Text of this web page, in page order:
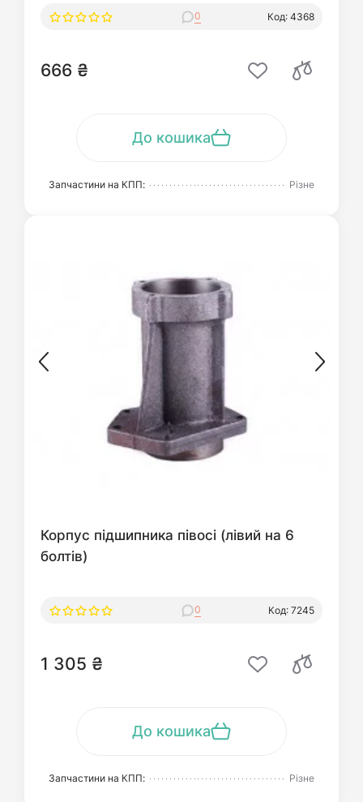
0 Код: 4368
666 ₴
До кошика
Запчастини на КПП: Різне
Корпус підшипника півосі (лівий на 6
болтів)
0 Код: 7245
1 305 ₴
До кошика
Запчастини на КПП: Різне